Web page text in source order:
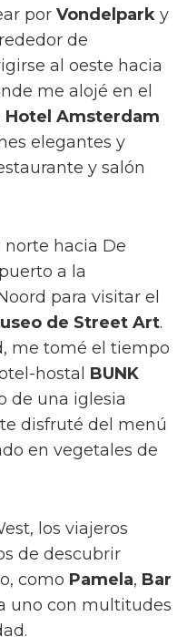
por Vondelpark y
de
al oeste hacia
me alojé en el
Hotel Amsterdam
elegantes y
y salón
norte hacia De
a la
para visitar el
de Street Art.
me tomé el tiempo
hostal BUNK
de una iglesia
disfruté del menú
en vegetales de
los viajeros
de descubrir
como Pamela, Bar
uno con multitudes